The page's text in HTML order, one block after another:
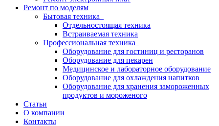
Ремонт по моделям
Бытовая техника
Отдельностоящая техника
Встраиваемая техника
Профессиональная техника
Оборудование для гостиниц и ресторанов
Оборудование для пекарен
Медицинское и лабораторное оборудование
Оборудование для охлаждения напитков
Оборудование для хранения замороженных
продуктов и мороженого
Статьи
О компании
Контакты